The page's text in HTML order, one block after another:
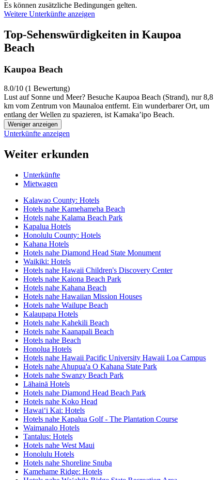
Es können zusätzliche Bedingungen gelten.
Weitere Unterkünfte anzeigen
Top-Sehenswürdigkeiten in Kaupoa
Beach
Kaupoa Beach
8.0/10 (1 Bewertung)
Lust auf Sonne und Meer? Besuche Kaupoa Beach (Strand), nur 8,8
km vom Zentrum von Maunaloa entfernt. Ein wunderbarer Ort, um
entlang der Wellen zu spazieren, ist Kamaka’ipo Beach.
Weniger anzeigen
Unterkünfte anzeigen
Weiter erkunden
Unterkünfte
Mietwagen
Kalawao County: Hotels
Hotels nahe Kamehameha Beach
Hotels nahe Kalama Beach Park
Kapalua Hotels
Honolulu County: Hotels
Kahana Hotels
Hotels nahe Diamond Head State Monument
Waikiki: Hotels
Hotels nahe Hawaii Children's Discovery Center
Hotels nahe Kaiona Beach Park
Hotels nahe Kahana Beach
Hotels nahe Hawaiian Mission Houses
Hotels nahe Wailupe Beach
Kalaupapa Hotels
Hotels nahe Kahekili Beach
Hotels nahe Kaanapali Beach
Hotels nahe Beach
Honolua Hotels
Hotels nahe Hawaii Pacific University Hawaii Loa Campus
Hotels nahe Ahupua'a O Kahana State Park
Hotels nahe Swanzy Beach Park
Lāhainā Hotels
Hotels nahe Diamond Head Beach Park
Hotels nahe Koko Head
Hawaiʻi Kai: Hotels
Hotels nahe Kapalua Golf - The Plantation Course
Waimanalo Hotels
Tantalus: Hotels
Hotels nahe West Maui
Honolulu Hotels
Hotels nahe Shoreline Snuba
Kamehame Ridge: Hotels